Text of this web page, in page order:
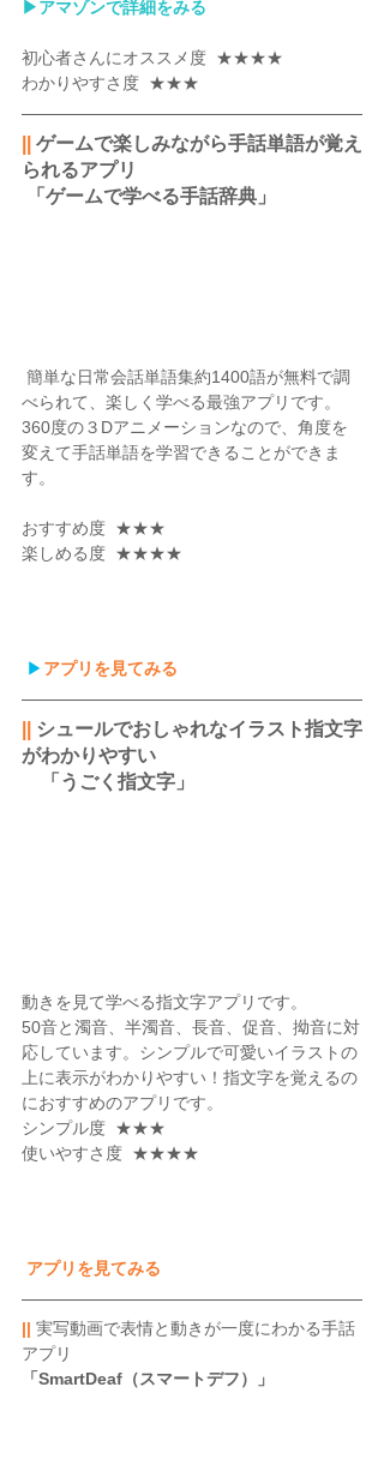
▶︎アマゾンで詳細をみる
初心者さんにオススメ度  ★★★★
わかりやすさ度  ★★★
ゲームで楽しみながら手話単語が覚え
られるアプリ
「ゲームで学べる手話辞典」
べられて、楽しく学べる最強アプリです。
360度の３Dアニメーションなので、角度を
変えて手話単語を学習できることができま
す。
おすすめ度  ★★★
楽しめる度  ★★★★
▶︎ アプリを見てみる
シュールでおしゃれなイラスト指文字
がわかりやすい
「うごく指文字」
動きを見て学べる指文字アプリです。
50音と濁音、半濁音、長音、促音、拗音に対
応しています。シンプルで可愛いイラストの
上に表示がわかりやすい！指文字を覚えるの
におすすめのアプリです。
シンプル度  ★★★
使いやすさ度  ★★★★
アプリを見てみる
|| 実写動画で表情と動きが一度にわかる手話
アプリ
「SmartDeaf（スマートデフ）」